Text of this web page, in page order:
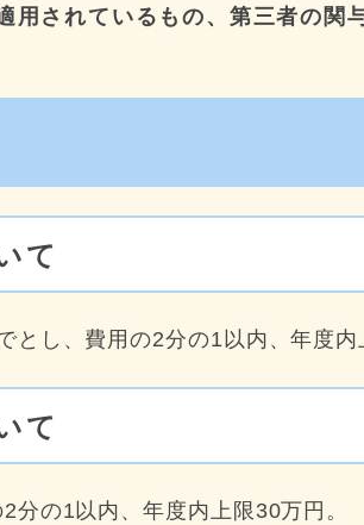
用されているもの、第三者の関
て
し、費用の2分の1以内、年度内
て
の1以内、年度内上限30万円。